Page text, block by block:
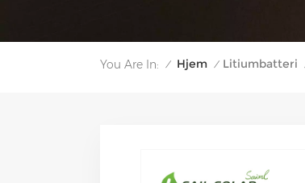
You Are In: / Hjem / Litiumbatteri